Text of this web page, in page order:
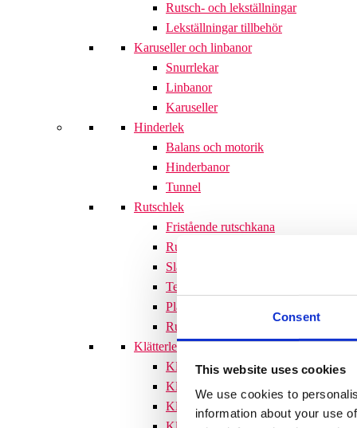
Consent
This website uses cookies
We use cookies to
information about your use
Rutsch- och lekställningar
Lekställningar tillbehör
Karuseller och linbanor
Snurrlekar
Linbanor
Karuseller
Hinderlek
Balans och motorik
Hinderbanor
Tunnel
Rutschlek
Fristående rutschkana
Rutschkanor till lekställningar
Släntrutschkana
Terrängtrappor
Plattformar
Rutschlek tillbehör
Klätterlek
Klätterställningar
Klätterställning med rutschkana
Klätternät